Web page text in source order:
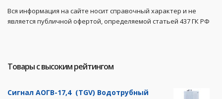
Вся информация на сайте носит справочный характер и не
является публичной офертой, определяемой статьей 437 ГК РФ
Товары с высоким рейтингом
Сигнал АОГВ-17,4 (TGV) Водотрубный